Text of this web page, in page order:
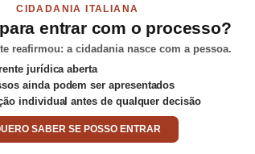
CIDADANIA ITALIANA
entrar com o processo?
reafirmou: a cidadania nasce com a pessoa.
jurídica aberta
ainda podem ser apresentados
individual antes de qualquer decisão
SABER SE POSSO ENTRAR